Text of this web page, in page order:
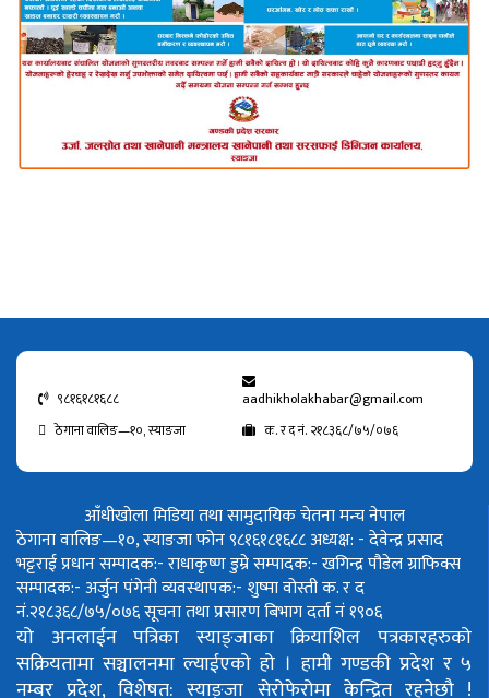
९८१६१८१६८८
aadhikholakhabar@gmail.com
ठेगाना वालिङ—१०, स्याङजा
क. र द नं. २१८३६८/७५/०७६
आँधीखोला मिडिया तथा सामुदायिक चेतना मन्च नेपाल
ठेगाना वालिङ—१०, स्याङजा फोन ९८१६१८१६८८अध्यक्ष: - देवेन्द्र प्रसाद
भट्टराईप्रधान सम्पादक:- राधाकृष्ण डुम्रेसम्पादक:- खगिन्द्र पौडेलग्राफिक्स
सम्पादक:- अर्जुन पंगेनीव्यवस्थापक:- शुष्मा वोस्तीक. र द
नं.२१८३६८/७५/०७६सूचना तथा प्रसारण बिभाग दर्ता नं १९०६
यो अनलाईन पत्रिका स्याङ्जाका क्रियाशिल पत्रकारहरुको
सक्रियतामा सञ्चालनमा ल्याईएको हो । हामी गण्डकी प्रदेश र ५
नम्बर प्रदेश, विशेषत: स्याङ्जा सेरोफेरोमा केन्द्रित रहनेछौ !